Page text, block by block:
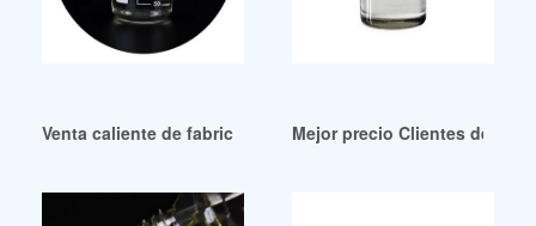
Venta caliente de fabricantes chinos de DOP de primer
Mejor precio Clientes de